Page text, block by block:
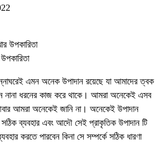
এমন অনেক উপাদান রয়েছে যা আমাদের ত্বক
নানা ধরনের কাজ করে থাকে। আমরা অনেকেই এসব
আমরা অনেকেই জানি না। অনেকেই উপাদান
ব্যবহার এবং আদৌ সেই প্রাকৃতিক উপাদান টি
করতে পারবেন কিনা সে সম্পর্কে সঠিক ধারণা